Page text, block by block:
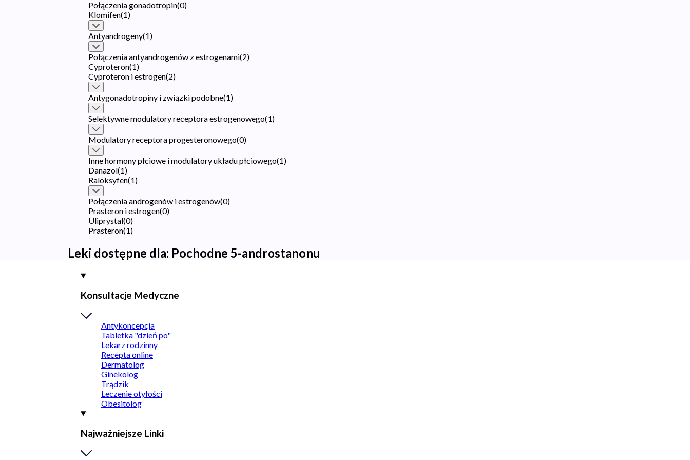
Połączenia gonadotropin(0)
Klomifen(1)
Antyandrogeny(1)
Połączenia antyandrogenów z estrogenami(2)
Cyproteron(1)
Cyproteron i estrogen(2)
Antygonadotropiny i związki podobne(1)
Selektywne modulatory receptora estrogenowego(1)
Modulatory receptora progesteronowego(0)
Inne hormony płciowe i modulatory układu płciowego(1)
Danazol(1)
Raloksyfen(1)
Połączenia androgenów i estrogenów(0)
Prasteron i estrogen(0)
Uliprystal(0)
Prasteron(1)
Leki dostępne dla: Pochodne 5-androstanonu
Konsultacje Medyczne
Antykoncepcja
Tabletka "dzień po"
Lekarz rodzinny
Recepta online
Dermatolog
Ginekolog
Trądzik
Leczenie otyłości
Obesitolog
Najważniejsze Linki